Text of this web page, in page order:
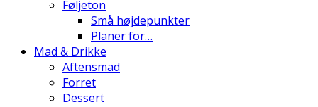
Føljeton
Små højdepunkter
Planer for…
Mad & Drikke
Aftensmad
Forret
Dessert